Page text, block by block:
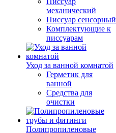
механический
Писсуар сенсорный
Комплектующие к
писсуарам
Уход за ванной комнатой
Герметик для
ванной
Средства для
очистки
Полипропиленовые